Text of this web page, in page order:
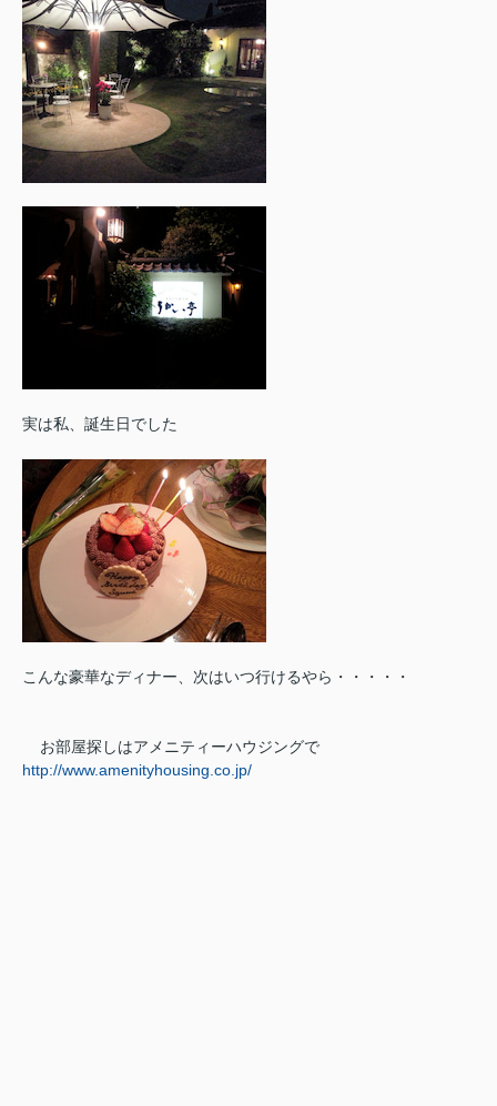
実は私、誕生日でした
こんな豪華なディナー、次はいつ行けるやら・・・・・
お部屋探しはアメニティーハウジングで
http://www.amenityhousing.co.jp/